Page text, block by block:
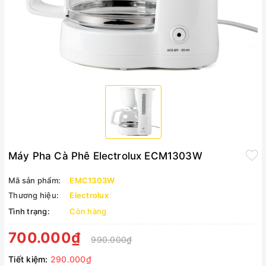
Máy Pha Cà Phê Electrolux ECM1303W
Mã sản phẩm:
EMC1303W
Thương hiệu:
Electrolux
Tình trạng:
Còn hàng
700.000₫
990.000₫
Tiết kiệm: 290.000₫